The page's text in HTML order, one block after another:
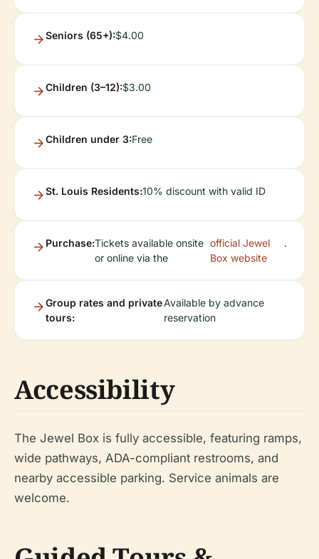
Seniors (65+):$4.00
Children (3–12):$3.00
Children under 3:Free
St. Louis Residents:10% discount with valid ID
Purchase:Tickets available onsite
or online via the
official Jewel
Box website
.
Group rates and private
tours:
Available by advance
reservation
Accessibility
The Jewel Box is fully accessible, featuring ramps,
wide pathways, ADA-compliant restrooms, and
nearby accessible parking. Service animals are
welcome.